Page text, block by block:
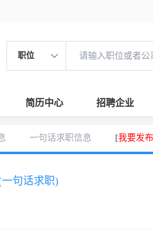
职位
简历中心 招聘企业
一句话求职信息 [我要发
句话求职)